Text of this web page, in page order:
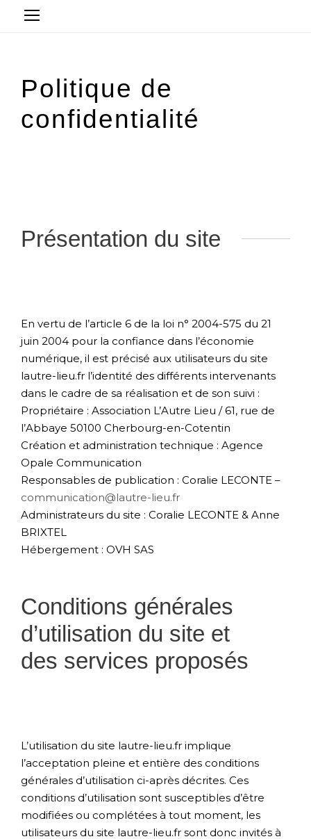
Politique de
confidentialité
Présentation du site
En vertu de l’article 6 de la loi n° 2004-575 du 21
juin 2004 pour la confiance dans l’économie
numérique, il est précisé aux utilisateurs du site
lautre-lieu.fr l’identité des différents intervenants
dans le cadre de sa réalisation et de son suivi :
Propriétaire : Association L’Autre Lieu / 61, rue de
l’Abbaye 50100 Cherbourg-en-Cotentin
Création et administration technique : Agence
Opale Communication
Responsables de publication : Coralie LECONTE –
communication@lautre-lieu.fr
Administrateurs du site : Coralie LECONTE & Anne
BRIXTEL
Hébergement : OVH SAS
Conditions générales
d’utilisation du site et
des services proposés
L’utilisation du site lautre-lieu.fr implique
l’acceptation pleine et entière des conditions
générales d’utilisation ci-après décrites. Ces
conditions d’utilisation sont susceptibles d’être
modifiées ou complétées à tout moment, les
utilisateurs du site lautre-lieu.fr sont donc invités à